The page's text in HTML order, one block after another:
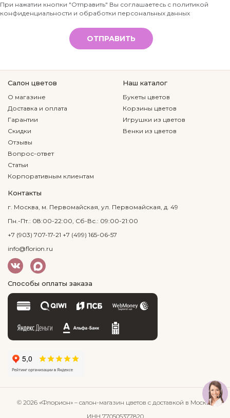
Телефон
*
При нажатии кнопки "Отправить" Вы соглашаетесь с политикой
конфиденциальности и обработки персональных данных
ОТПРАВИТЬ
Салон цветов
О магазине
Доставка и оплата
Гарантии
Скидки
Отзывы
Вопрос-ответ
Статьи
Корпоративным клиентам
Наш каталог
Букеты цветов
Корзины цветов
Игрушки из цветов
Венки из цветов
Контакты
г. Москва, м. Первомайская, ул. Первомайская, д. 49
Пн.-Пт.: 08:00-22:00, Сб-Вс.: 09:00-21:00
+7 (903) 707-17-21 +7 (499) 165-06-57
info@florion.ru
Способы оплаты заказа
© 2026 «Флорион» – салон-магазин цветов с доставкой в Москве
ИНН 770505377820